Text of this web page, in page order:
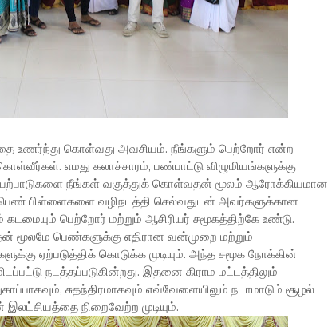
உணர்ந்து கொள்வது அவசியம். நீங்களும் பெற்றோர் என்ற
எமது கலாச்சாரம், பண்பாட்டு விழுமியங்களுக்கு
நீங்கள் வகுத்துக் கொள்வதன் மூலம் ஆரோக்கியமான
பெண் பிள்ளைகளை வழிநடத்தி செல்வதுடன் அவர்களுக்கான
கடமையும் பெற்றோர் மற்றும் ஆசிரியர் சமூகத்திற்கே உண்டு.
மூலமே பெண்களுக்கு எதிரான வன்முறை மற்றும்
ஏற்படுத்திக் கொடுக்க முடியும். அந்த சமூக நோக்கின்
நடத்தப்படுகின்றது. இதனை கிராம மட்டத்திலும்
சுதந்திரமாகவும் எவ்வேளையிலும் நடாமாடும் சூழல்
நிறைவேற்ற முடியும்.